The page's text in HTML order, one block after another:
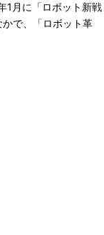
1月に「ロボット新戦
で、「ロボット革